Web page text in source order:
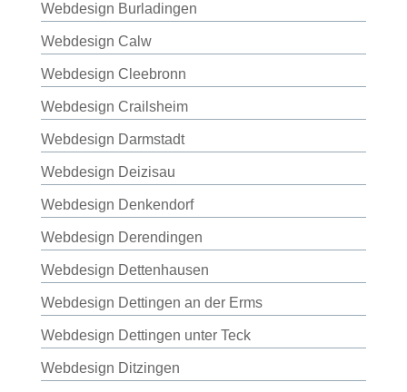
Webdesign Burladingen
Webdesign Calw
Webdesign Cleebronn
Webdesign Crailsheim
Webdesign Darmstadt
Webdesign Deizisau
Webdesign Denkendorf
Webdesign Derendingen
Webdesign Dettenhausen
Webdesign Dettingen an der Erms
Webdesign Dettingen unter Teck
Webdesign Ditzingen